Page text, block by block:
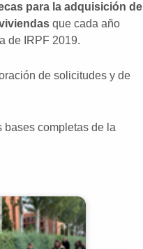
para la adquisición de
que cada año
de IRPF 2019.
de solicitudes y de
completas de la